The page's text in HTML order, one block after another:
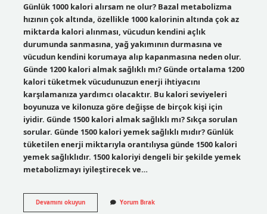
Günlük 1000 kalori alırsam ne olur? Bazal metabolizma
hızının çok altında, özellikle 1000 kalorinin altında çok az
miktarda kalori alınması, vücudun kendini açlık
durumunda sanmasına, yağ yakımının durmasına ve
vücudun kendini korumaya alıp kapanmasına neden olur.
Günde 1200 kalori almak sağlıklı mı? Günde ortalama 1200
kalori tüketmek vücudunuzun enerji ihtiyacını
karşılamanıza yardımcı olacaktır. Bu kalori seviyeleri
boyunuza ve kilonuza göre değişse de birçok kişi için
iyidir. Günde 1500 kalori almak sağlıklı mı? Sıkça sorulan
sorular. Günde 1500 kalori yemek sağlıklı mıdır? Günlük
tüketilen enerji miktarıyla orantılıysa günde 1500 kalori
yemek sağlıklıdır. 1500 kaloriyi dengeli bir şekilde yemek
metabolizmayı iyileştirecek ve…
Devamını okuyunGünlük
1000
Yorum Bırak